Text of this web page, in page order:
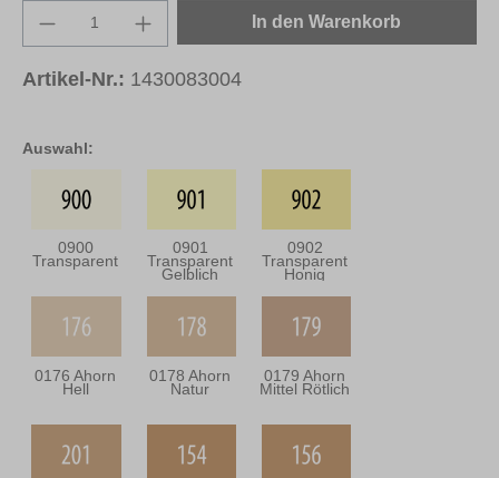
Auswahl:
0900
Transparent
0901
Transparent
Gelblich
0902
Transparent
Honig
0176 Ahorn
Hell
0178 Ahorn
Natur
0179 Ahorn
Mittel Rötlich
Produkt Anzahl: Gib den gewünschten
In den Warenkorb
Artikel-Nr.: 1430083004